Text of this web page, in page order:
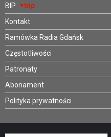
BIP
Kontakt
Ramówka Radia Gdańsk
Częstotliwości
Patronaty
Abonament
Polityka prywatności